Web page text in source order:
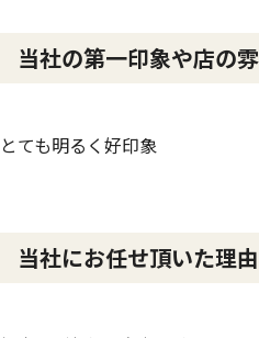
当社の第一印象や店の
とても明るく好印象
当社にお任せ頂いた理